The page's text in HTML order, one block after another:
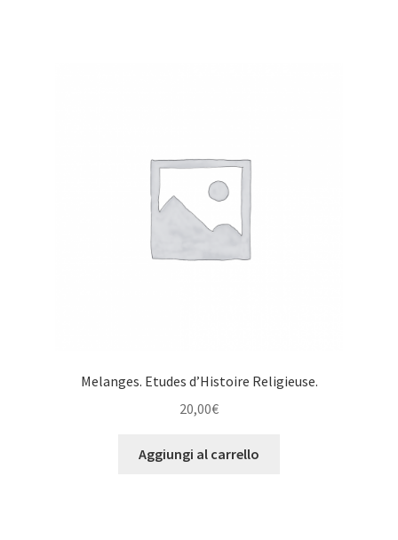
Melanges. Etudes d’Histoire Religieuse.
20,00€
Aggiungi al carrello